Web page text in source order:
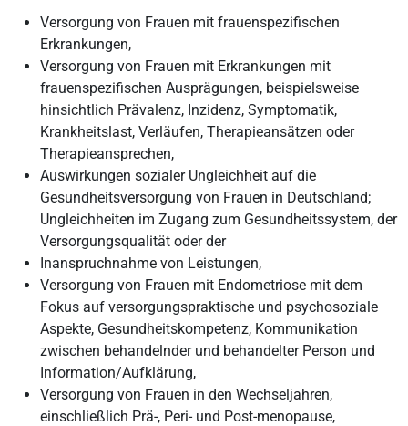
Versorgung von Frauen mit frauenspezifischen
Erkrankungen,
Versorgung von Frauen mit Erkrankungen mit
frauenspezifischen Ausprägungen, beispielsweise
hinsichtlich Prävalenz, Inzidenz, Symptomatik,
Krankheitslast, Verläufen, Therapieansätzen oder
Therapieansprechen,
Auswirkungen sozialer Ungleichheit auf die
Gesundheitsversorgung von Frauen in Deutschland;
Ungleichheiten im Zugang zum Gesundheitssystem, der
Versorgungsqualität oder der
Inanspruchnahme von Leistungen,
Versorgung von Frauen mit Endometriose mit dem
Fokus auf versorgungspraktische und psychosoziale
Aspekte, Gesundheitskompetenz, Kommunikation
zwischen behandelnder und behandelter Person und
Information/Aufklärung,
Versorgung von Frauen in den Wechseljahren,
einschließlich Prä-, Peri- und Post-menopause,